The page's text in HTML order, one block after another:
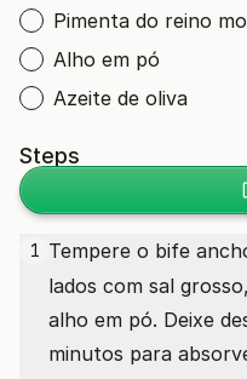
Pimenta do reino
Alho em pó
Azeite de oliva
Steps
1 Tempere o bife
lados com sal
alho em pó. Deixe
minutos para